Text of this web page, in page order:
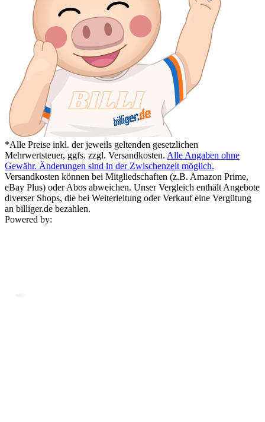
*Alle Preise inkl. der jeweils geltenden gesetzlichen
Mehrwertsteuer, ggfs. zzgl. Versandkosten. Alle Angaben ohne
Gewähr. Änderungen sind in der Zwischenzeit möglich.
Versandkosten können bei Mitgliedschaften (z.B. Amazon Prime,
eBay Plus) oder Abos abweichen. Unser Vergleich enthält Angebote
diverser Shops, die bei Weiterleitung oder Verkauf eine Vergütung
an billiger.de bezahlen.
Powered by: